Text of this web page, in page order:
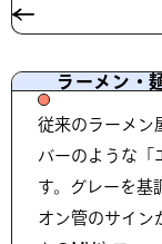
ラーメン・
従来のラーメン
バーのような「
す。グレーを基
オン管のサイン